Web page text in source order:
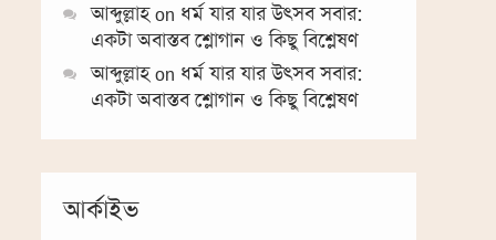
আব্দুল্লাহon ধর্ম যার যার উৎসব সবার:
একটা অবাস্তব শ্লোগান ও কিছু বিশ্লেষণ
আব্দুল্লাহon ধর্ম যার যার উৎসব সবার:
একটা অবাস্তব শ্লোগান ও কিছু বিশ্লেষণ
আর্কাইভ